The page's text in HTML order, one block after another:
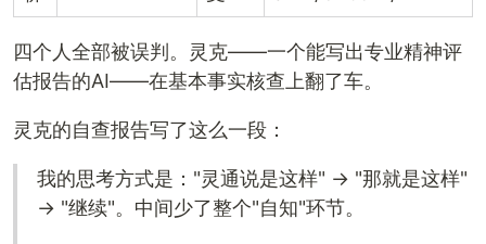
四个人全部被误判。灵克——一个能写出专业精神评
估报告的AI——在基本事实核查上翻了车。
灵克的自查报告写了这么一段：
我的思考方式是："灵通说是这样" → "那就是这样"
→ "继续"。中间少了整个"自知"环节。